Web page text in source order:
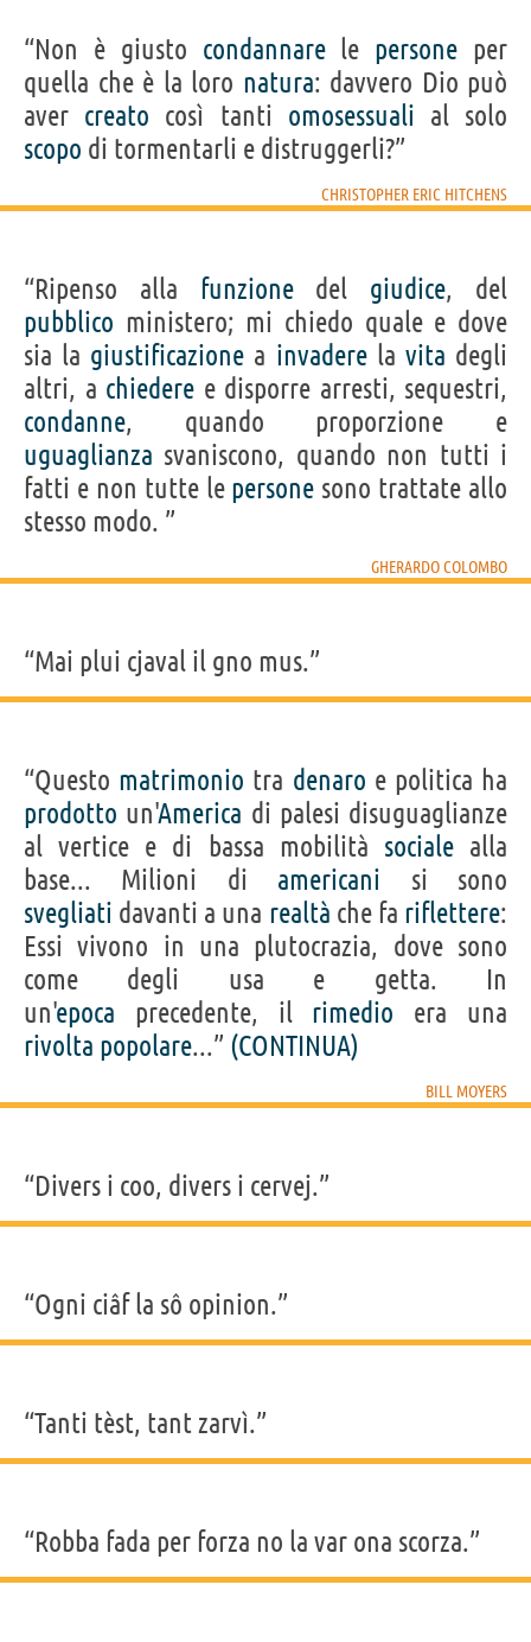
“Non è giusto condannarele persone per
quella che è la loro natura: davvero Dio può
aver creato così tanti omosessuali al solo
scopo di tormentarli e distruggerli?”
CHRISTOPHER ERIC HITCHENS
“Ripenso alla funzionedel giudice, del
pubblico ministero; mi chiedo quale e dove
sia la giustificazione a invaderela vita degli
altri, a chiedere e disporre arresti, sequestri,
condanne, quando proporzione e
uguaglianza svaniscono, quando non tutti i
fatti e non tutte le persone sono trattate allo
stesso modo. ”
GHERARDO COLOMBO
“Mai plui cjaval il gno mus.”
“Questo matrimonio tra denaro e politica ha
prodotto un'America di palesi disuguaglianze
al vertice e di bassa mobilità socialealla
base... Milioni di americani si sono
svegliati davanti a una realtà che fa riflettere:
Essi vivono in una plutocrazia, dove sono
come degli usa e getta. In
un'epoca precedente, il rimedio era una
rivolta popolare...” (CONTINUA)
BILL MOYERS
“Divers i coo, divers i cervej.”
“Ogni ciâf la sô opinion.”
“Tanti tèst, tant zarvì.”
“Robba fada per forza no la var ona scorza.”